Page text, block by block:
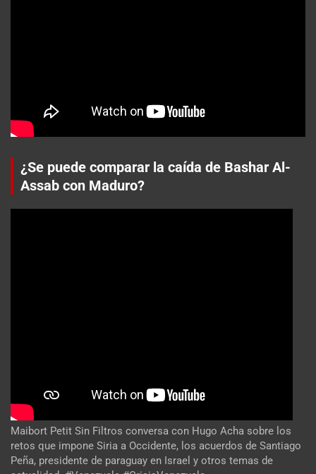
¿Se puede comparar la caída de Bashar Al-
Assab con Maduro?
Maibort Petit Sin Filtros conversa con Hugo Acha sobre los
retos que impone Siria a Occidente, los acuerdos de Santiago
Peña, presidente de paraguay en Israel y otros temas de